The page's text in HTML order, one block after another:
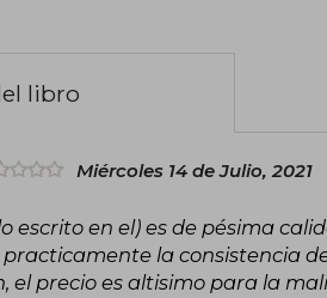
libro
Miércoles 14 de Julio, 2021
escrito en el) es de pésima
la consistencia
el precio es altisimo para la